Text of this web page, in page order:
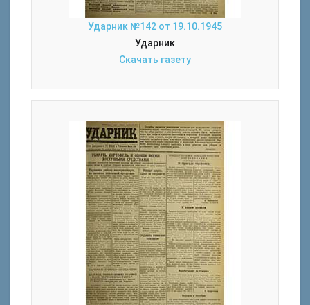
Ударник №142 от 19.10.1945
Ударник
Скачать газету